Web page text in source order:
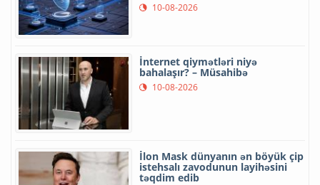
10-08-2026
İnternet qiymətləri niyə
bahalaşır? – Müsahibə
10-08-2026
İlon Mask dünyanın ən böyük çip
istehsalı zavodunun layihəsini
təqdim edib